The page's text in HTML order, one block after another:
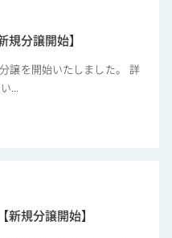
規分譲開始】
譲を開始いたしました。 詳
...
新規分譲開始】